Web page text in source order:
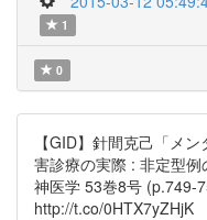
1
0
【GID】針間克己「メ
害診療の実際 : 非定型
神医学 53巻8号 (p.749-
http://t.co/0HTX7yZHjK